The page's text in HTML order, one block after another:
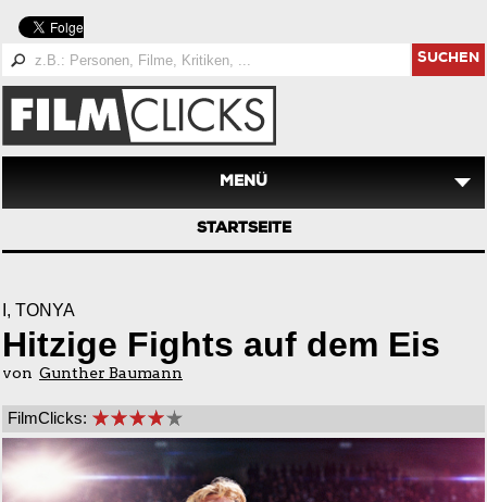
SUCHEN
MENÜ
STARTSEITE
I, TONYA
Hitzige Fights auf dem Eis
von Gunther Baumann
FilmClicks: